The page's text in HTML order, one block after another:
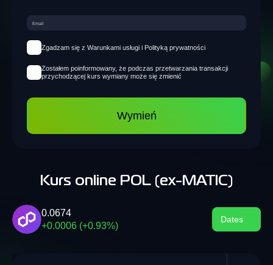
Zgadzam się z Warunkami usługi i Polityką prywatności
Zostałem poinformowany, że podczas przetwarzania transakcji
przychodzącej kurs wymiany może się zmienić
Wymień
Kurs online POL (ex-MATIC)
0.0674
+0.0006 (+0.93%)
Dates